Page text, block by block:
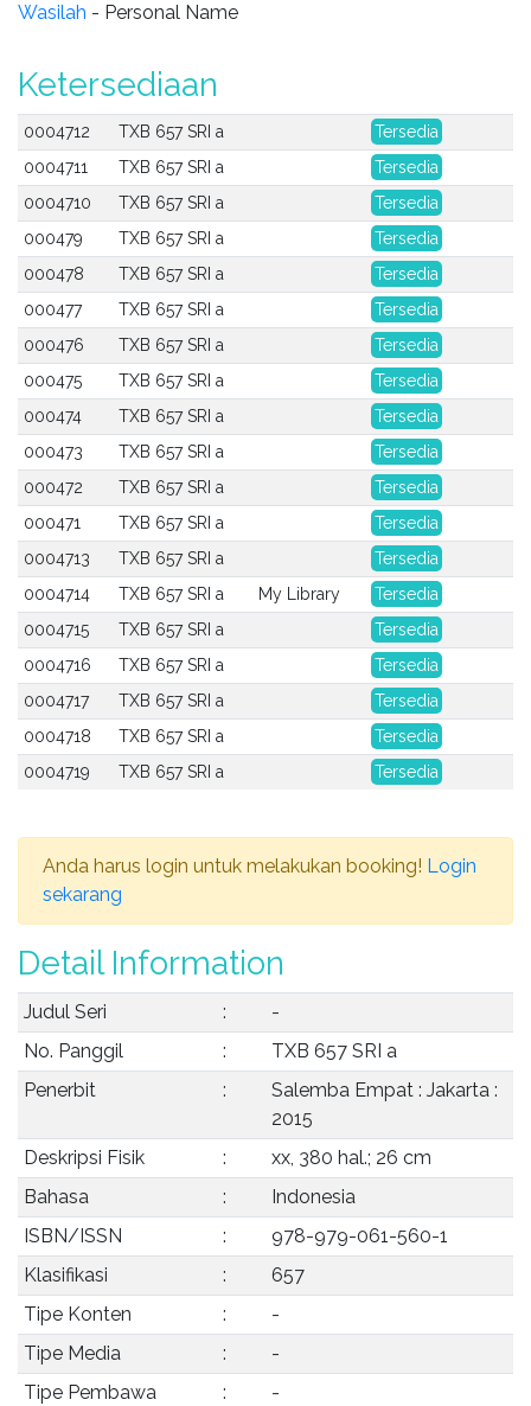
Wasilah - Personal Name
Ketersediaan
0004712 TXB 657 SRI a
Tersedia
0004711
TXB 657 SRI a
Tersedia
0004710
TXB 657 SRI a
Tersedia
000479
TXB 657 SRI a
Tersedia
000478
TXB 657 SRI a
Tersedia
000477
TXB 657 SRI a
Tersedia
000476
TXB 657 SRI a
Tersedia
000475
TXB 657 SRI a
Tersedia
000474
TXB 657 SRI a
Tersedia
000473
TXB 657 SRI a
Tersedia
000472
TXB 657 SRI a
Tersedia
000471
TXB 657 SRI a
Tersedia
0004713
TXB 657 SRI a
Tersedia
0004714
TXB 657 SRI a My Library
Tersedia
0004715
TXB 657 SRI a
Tersedia
0004716
TXB 657 SRI a
Tersedia
0004717
TXB 657 SRI a
Tersedia
0004718
TXB 657 SRI a
Tersedia
0004719
TXB 657 SRI a Tersedia
Anda harus login untuk melakukan booking! Login
sekarang
Detail Information
Judul Seri :
-
No. Panggil
:
TXB 657 SRI a
Penerbit
:
Salemba Empat : Jakarta :
2015
Deskripsi Fisik
:
xx, 380 hal.; 26 cm
Bahasa
:
Indonesia
ISBN/ISSN
:
978-979-061-560-1
Klasifikasi
:
657
Tipe Konten
:
-
Tipe Media
:
-
Tipe Pembawa
:
-